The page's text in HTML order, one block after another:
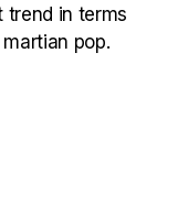
trend in terms
pop.